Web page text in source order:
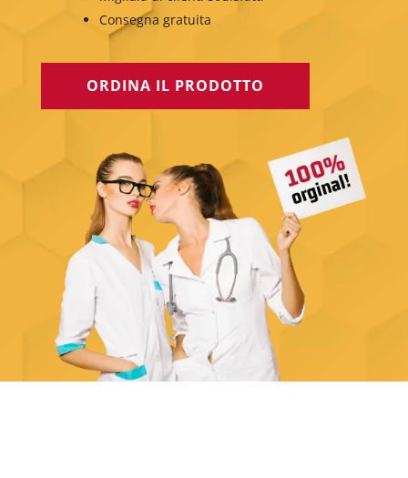
Consegna gratuita
ORDINA IL PRODOTTO